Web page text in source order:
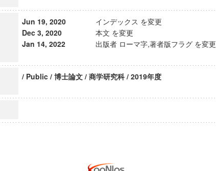
Jun 19, 2020
インデックス を変更
Dec 3, 2020
本文 を変更
Jan 14, 2022
出版者 ローマ字,著者版フラグ を変更
/ Public / 博士論文 / 商学研究科 / 2019年度